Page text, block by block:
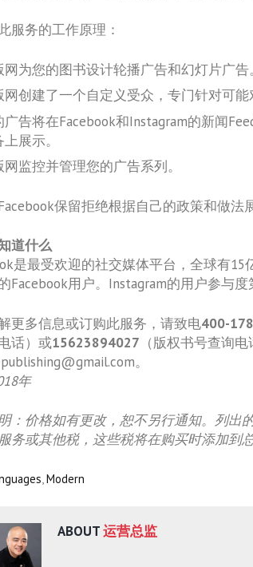
服务的工作原理：
网为您的图书设计轮播广告和幻灯片广告。
网创建了一个自定义受众，专门针对可能
广告将在Facebook和Instagram的新闻
展示。
网监控并管理您的广告系列。
保留拒绝根据自己的政策和做法
道什么
是最受欢迎的社交媒体平台，全球有
Facebook用户。Instagram的用户参与
更多信息或订购此服务，请致电400-
话）或15623894027 （版权书号查询
。
年
：价格如有更改，恕不另行通知。列出
务或其他税，这些税将在购买时添加到
Modern
ABOUT运营总监